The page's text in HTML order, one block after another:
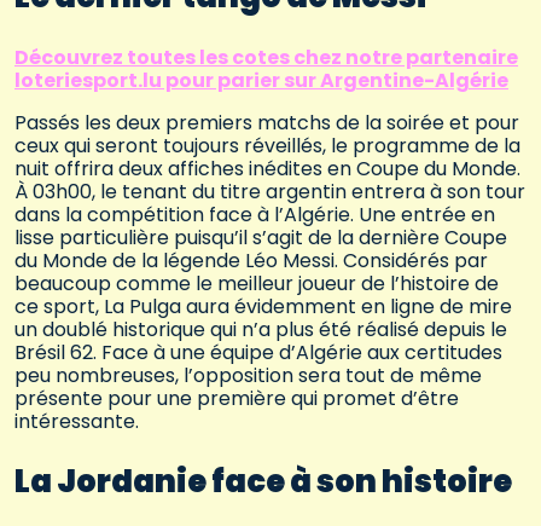
Découvrez toutes les cotes chez notre partenaire
loteriesport.lu pour parier sur Argentine-Algérie
Passés les deux premiers matchs de la soirée et pour
ceux qui seront toujours réveillés, le programme de la
nuit offrira deux affiches inédites en Coupe du Monde.
À 03h00, le tenant du titre argentin entrera à son tour
dans la compétition face à l’Algérie. Une entrée en
lisse particulière puisqu’il s’agit de la dernière Coupe
du Monde de la légende Léo Messi. Considérés par
beaucoup comme le meilleur joueur de l’histoire de
ce sport, La Pulga aura évidemment en ligne de mire
un doublé historique qui n’a plus été réalisé depuis le
Brésil 62. Face à une équipe d’Algérie aux certitudes
peu nombreuses, l’opposition sera tout de même
présente pour une première qui promet d’être
intéressante.
La Jordanie face à son histoire